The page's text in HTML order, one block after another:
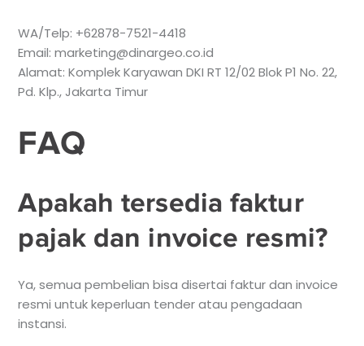
WA/Telp: +62878-7521-4418
Email: marketing@dinargeo.co.id
Alamat: Komplek Karyawan DKI RT 12/02 Blok P1 No. 22,
Pd. Klp., Jakarta Timur
FAQ
Apakah tersedia faktur
pajak dan invoice resmi?
Ya, semua pembelian bisa disertai faktur dan invoice
resmi untuk keperluan tender atau pengadaan
instansi.